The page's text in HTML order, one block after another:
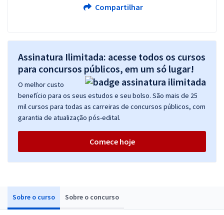
Sobre o curso Sobre o concurso
Compartilhar
Assinatura Ilimitada: acesse todos os cursos
para concursos públicos, em um só lugar!
O melhor custo
benefício para os seus estudos e seu bolso. São mais de 25
mil cursos para todas as carreiras de concursos públicos, com
garantia de atualização pós-edital.
Comece hoje